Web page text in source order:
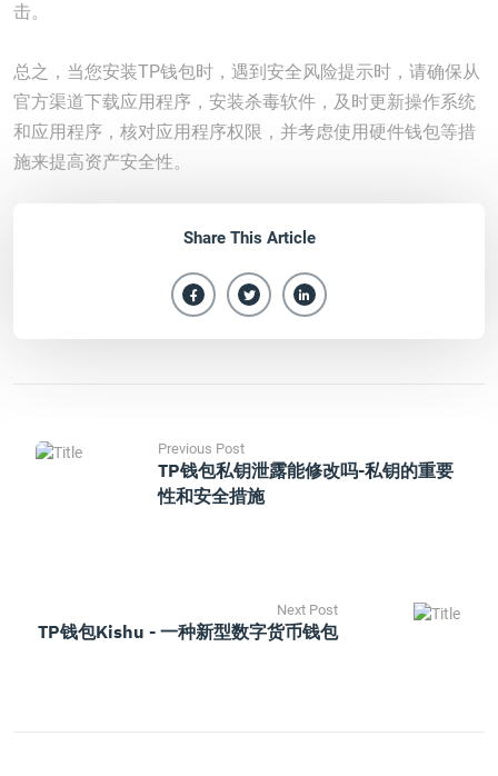
击。
总之，当您安装TP钱包时，遇到安全风险提示时，请确保从
官方渠道下载应用程序，安装杀毒软件，及时更新操作系统
和应用程序，核对应用程序权限，并考虑使用硬件钱包等措
施来提高资产安全性。
Share This Article
Previous Post
TP钱包私钥泄露能修改吗-私钥的重要
性和安全措施
Next Post
TP钱包Kishu - 一种新型数字货币钱包